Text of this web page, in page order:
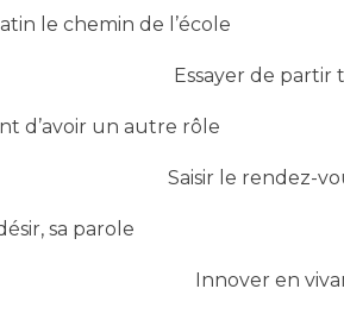
le chemin de l’école
Essayer de
d’avoir un autre rôle
Saisir le rendez-
sa parole
Innover en